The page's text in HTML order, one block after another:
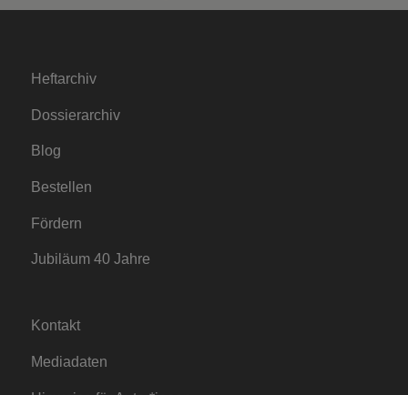
Heftarchiv
Dossierarchiv
Blog
Bestellen
Fördern
Jubiläum 40 Jahre
Kontakt
Mediadaten